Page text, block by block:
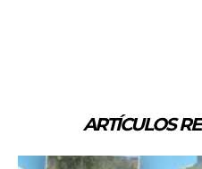
ARTÍCULOS